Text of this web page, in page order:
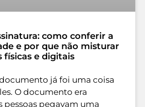
como conferir a
e por que não misturar
físicas e digitais
já foi uma coisa
O documento era
pessoas pegavam uma